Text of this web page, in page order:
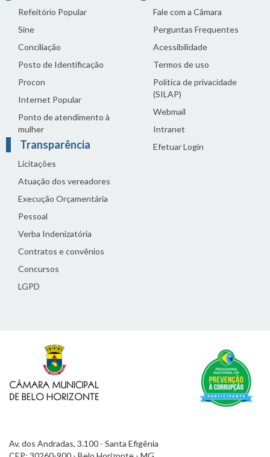
Refeitório Popular
Sine
Conciliação
Posto de Identificação
Procon
Internet Popular
Ponto de atendimento à
mulher
Transparência
Licitações
Atuação dos vereadores
Execução Orçamentária
Pessoal
Verba Indenizatória
Contratos e convênios
Concursos
LGPD
Fale com a Câmara
Perguntas Frequentes
Acessibilidade
Termos de uso
Política de privacidade
(SILAP)
Webmail
Intranet
Efetuar Login
Av. dos Andradas, 3.100 - Santa Efigênia